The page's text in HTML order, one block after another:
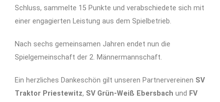
Schluss, sammelte 15 Punkte und verabschiedete sich mit
einer engagierten Leistung aus dem Spielbetrieb.
Nach sechs gemeinsamen Jahren endet nun die
Spielgemeinschaft der 2. Männermannschaft.
Ein herzliches Dankeschön gilt unseren Partnervereinen SV
Traktor Priestewitz, SV Grün-Weiß Ebersbach und FV